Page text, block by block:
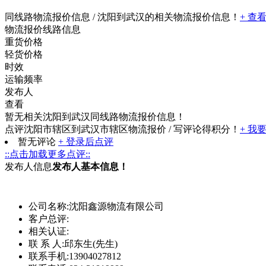
同线路物流报价信息 / 沈阳到武汉的相关物流报价信息！ + 查
物流报价线路信息
重货价格
轻货价格
时效
运输频率
发布人
查看
暂无相关沈阳到武汉同线路物流报价信息！
点评沈阳市辖区到武汉市辖区物流报价 / 写评论得积分！ + 我
暂无评论 + 登录后点评
::点击加载更多点评::
发布人信息发布人基本信息！
公司名称:沈阳鑫源物流有限公司
客户总评:
相关认证:
联 系 人:邱东生(先生)
联系手机:13904027812